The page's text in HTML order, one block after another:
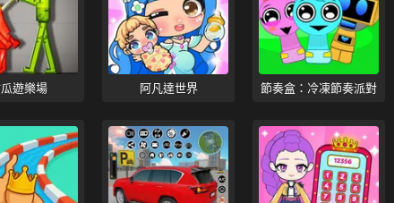
遊樂場 阿凡達世界 節奏盒：冷凍節奏派對